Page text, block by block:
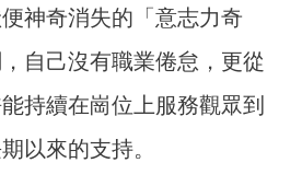
神奇消失的「意志力奇
自己沒有職業倦怠，更從
持續在崗位上服務觀眾到
以來的支持。